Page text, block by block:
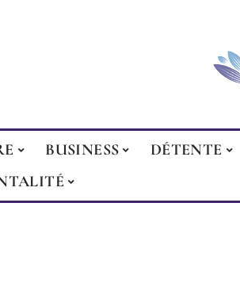
BUSINESS DÉTENTE